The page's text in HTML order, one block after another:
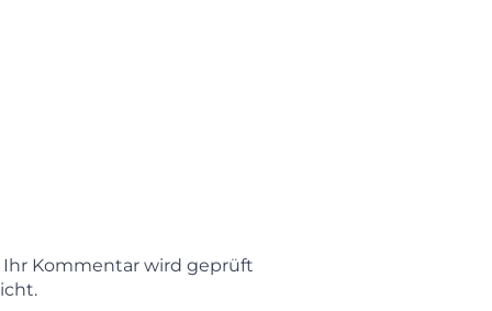
Kommentar wird geprüft